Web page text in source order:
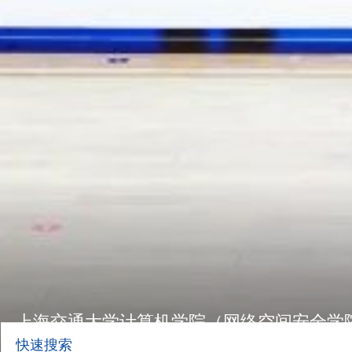
欢迎报考上海交通大学电子信息与电气工程